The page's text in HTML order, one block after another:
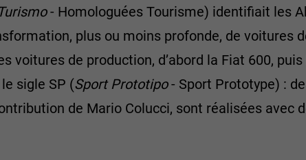
Turismo- Homologuées Tourisme) identifiait les
plus ou moins profonde, de voitures
de production, d’abord la Fiat 600,
sigle SP (Sport Prototipo- Sport Prototype) :
de Mario Colucci, sont réalisées avec